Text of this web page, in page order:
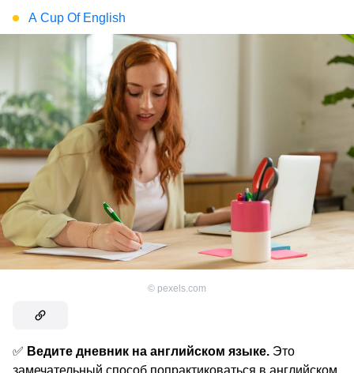
A Cup Of English
© pexels.com
✅ Ведите дневник на английском языке. Это